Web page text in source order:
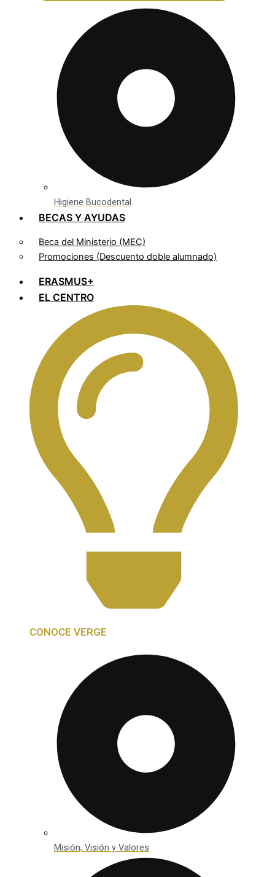
Higiene Bucodental
BECAS Y AYUDAS
Beca del Ministerio (MEC)
Promociones (Descuento doble alumnado)
ERASMUS+
EL CENTRO
CONOCE VERGE
Misión, Visión y Valores